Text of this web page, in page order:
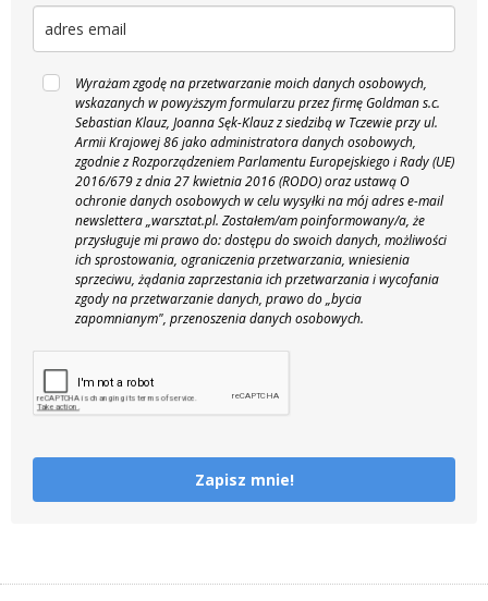
Wyrażam zgodę na przetwarzanie moich danych osobowych,
wskazanych w powyższym formularzu przez firmę Goldman s.c.
Sebastian Klauz, Joanna Sęk-Klauz z siedzibą w Tczewie przy ul.
Armii Krajowej 86 jako administratora danych osobowych,
zgodnie z Rozporządzeniem Parlamentu Europejskiego i Rady (UE)
2016/679 z dnia 27 kwietnia 2016 (RODO) oraz ustawą O
ochronie danych osobowych w celu wysyłki na mój adres e-mail
newslettera „warsztat.pl. Zostałem/am poinformowany/a, że
przysługuje mi prawo do: dostępu do swoich danych, możliwości
ich sprostowania, ograniczenia przetwarzania, wniesienia
sprzeciwu, żądania zaprzestania ich przetwarzania i wycofania
zgody na przetwarzanie danych, prawo do „bycia
zapomnianym", przenoszenia danych osobowych.
Zapisz mnie!